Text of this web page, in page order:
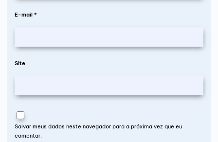
E-mail *
Site
Salvar meus dados neste navegador para a próxima vez que eu
comentar.